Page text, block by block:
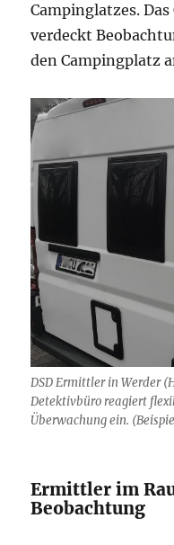
Campinglatzes.
verdeckt
den Campingplatz
DSD Ermittler in Werder
Detektivbüro reagiert
Überwachung ein.
Ermittler im
Beobachtung